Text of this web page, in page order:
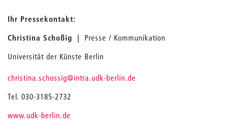
Ihr Pressekontakt:
Christina Schoßig | Presse / Kommunikation
Universität der Künste Berlin
christina.schossig_
@intra.udk-berlin.de
Tel. 030-3185-2732
www.udk-berlin.de